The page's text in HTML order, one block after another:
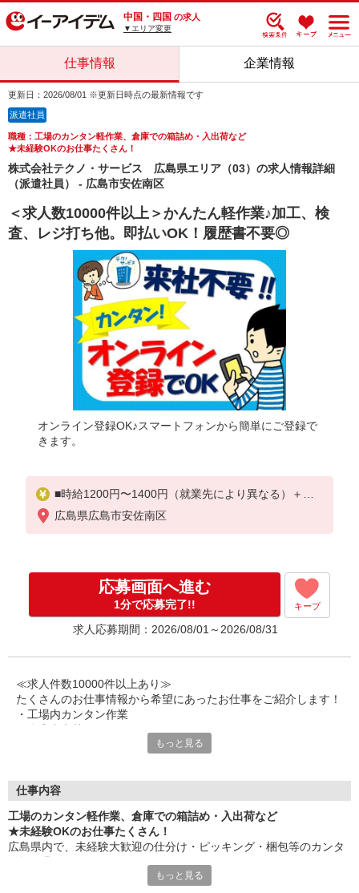
中国・四国 の求人
▼エリア変更
仕事情報 企業情報
更新日：2026/08/01 ※更新日時点の最新情報です
派遣社員
職種：工場のカンタン軽作業、倉庫での箱詰め・入出荷など
★未経験OKのお仕事たくさん！
株式会社テクノ・サービス 広島県エリア（03）の求人情報詳細
（派遣社員） - 広島市安佐南区
＜求人数10000件以上＞かんたん軽作業♪加工、検
査、レジ打ち他。即払いOK！履歴書不要◎
オンライン登録OK♪スマートフォンから簡単にご登録で
きます。
■時給1200円〜1400円（就業先により異なる）＋交
通費
広島県広島市安佐南区
応募画面へ進む
1分で応募完了!! キープ
求人応募期間：2026/08/01～2026/08/31
≪求人件数10000件以上あり≫
たくさんのお仕事情報から希望にあったお仕事をご紹介します！
・工場内カンタン作業
≪性別問わずご活躍中！≫
車通勤・バイク通勤OKも多数あり！「交通費支給OK！」
自宅から通いやすいお仕事お探しの方もぜひご登録下さい☆
勤務実績に応じて給与の一部を給料日前にお支払いOK
もっと見る
仕事内容
工場のカンタン軽作業、倉庫での箱詰め・入出荷など
★未経験OKのお仕事たくさん！
広島県内で、未経験大歓迎の仕分け・ピッキング・梱包等のカンタ
もっと見る